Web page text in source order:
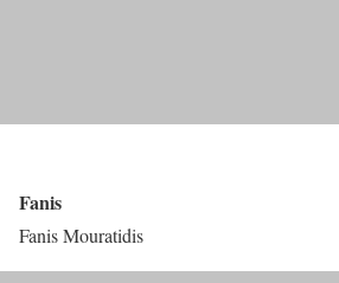
Fanis
Fanis Mouratidis